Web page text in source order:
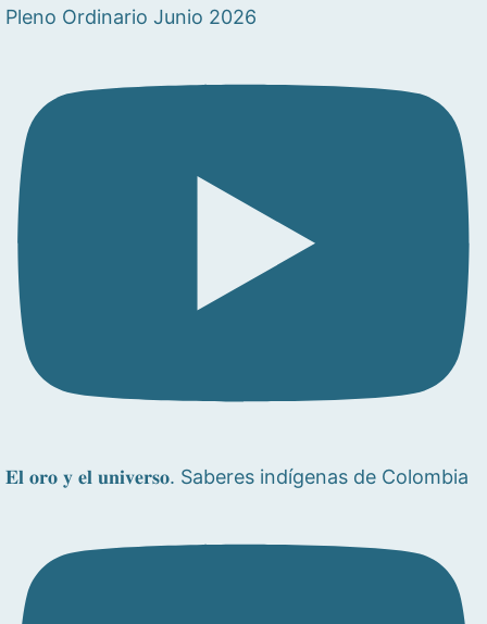
Pleno Ordinario Junio 2026
𝐄𝐥 𝐨𝐫𝐨 𝐲 𝐞𝐥 𝐮𝐧𝐢𝐯𝐞𝐫𝐬𝐨. Saberes indígenas de Colombia